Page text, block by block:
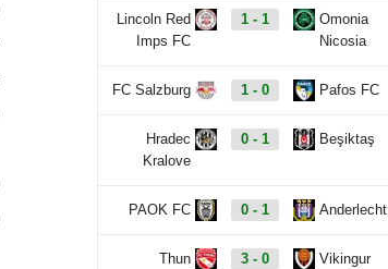
Lincoln Red
Imps FC
1 - 1
Omonia
Nicosia
FC Salzburg 1 - 0 Pafos FC
Hradec
Kralove
0 - 1 Beşiktaş
PAOK FC 0 - 1 Anderlecht
Thun 3 - 0
Vikingur